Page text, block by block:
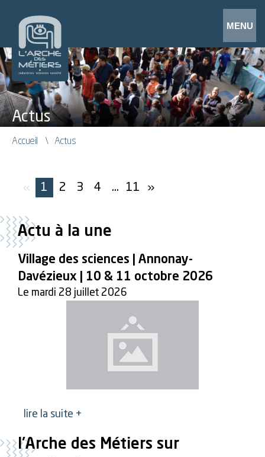
Actus
Accueil Actus
« 1 2 3 4 ... 11 »
Actu à la une
Village des sciences | Annonay-
Davézieux | 10 & 11 octobre 2026
Le mardi 28 juillet 2026
lire la suite +
l'Arche des Métiers sur